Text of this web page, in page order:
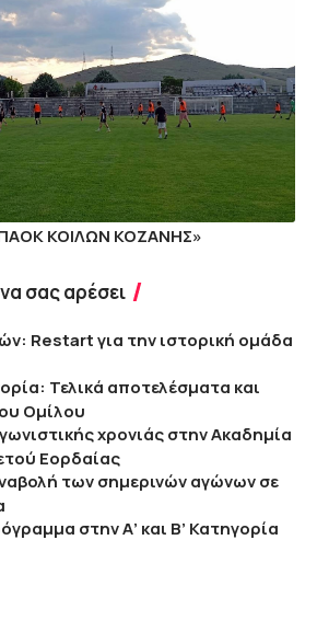
ΚΟΙΛΩΝ ΚΟΖΑΝΗΣ»
σας αρέσει
Restart για την ιστορική ομάδα
Τελικά αποτελέσματα και
Ομίλου
χρονιάς στην Ακαδημία
Εορδαίας
των σημερινών αγώνων σε
στην Α’ και Β’ Κατηγορία